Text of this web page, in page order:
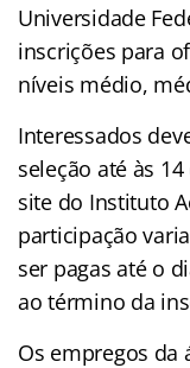
Universidade
inscrições para
níveis médio,
Interessados
seleção até às
site do Instituto
participação
ser pagas até o
ao término da
Os empregos da